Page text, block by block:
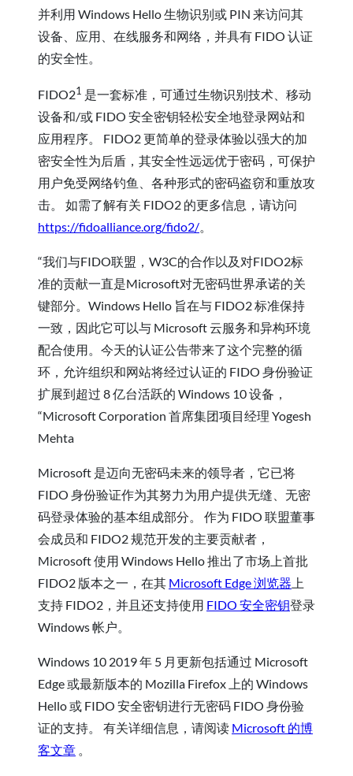
并利用 Windows Hello 生物识别或 PIN 来访问其
设备、应用、在线服务和网络，并具有 FIDO 认证
的安全性。
FIDO21 是一套标准，可通过生物识别技术、移动
设备和/或 FIDO 安全密钥轻松安全地登录网站和
应用程序。 FIDO2 更简单的登录体验以强大的加
密安全性为后盾，其安全性远远优于密码，可保护
用户免受网络钓鱼、各种形式的密码盗窃和重放攻
击。 如需了解有关 FIDO2 的更多信息，请访问
https://fidoalliance.org/fido2/。
“我们与FIDO联盟，W3C的合作以及对FIDO2标
准的贡献一直是Microsoft对无密码世界承诺的关
键部分。Windows Hello 旨在与 FIDO2 标准保持
一致，因此它可以与 Microsoft 云服务和异构环境
配合使用。今天的认证公告带来了这个完整的循
环，允许组织和网站将经过认证的 FIDO 身份验证
扩展到超过 8 亿台活跃的 Windows 10 设备，
“Microsoft Corporation 首席集团项目经理 Yogesh
Mehta
Microsoft 是迈向无密码未来的领导者，它已将
FIDO 身份验证作为其努力为用户提供无缝、无密
码登录体验的基本组成部分。 作为 FIDO 联盟董事
会成员和 FIDO2 规范开发的主要贡献者，
Microsoft 使用 Windows Hello 推出了市场上首批
FIDO2 版本之一，在其 Microsoft Edge 浏览器 上
支持 FIDO2，并且还支持使用 FIDO 安全密钥登录
Windows 帐户。
Windows 10 2019 年 5 月更新包括通过 Microsoft
Edge 或最新版本的 Mozilla Firefox 上的 Windows
Hello 或 FIDO 安全密钥进行无密码 FIDO 身份验
证的支持。 有关详细信息，请阅读 Microsoft 的博
客文章 。